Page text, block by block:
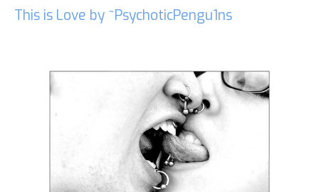
This is Love by ~PsychoticPengu1ns